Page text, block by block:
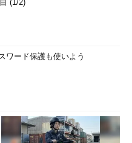
(1/2)
ワード保護も使いよう